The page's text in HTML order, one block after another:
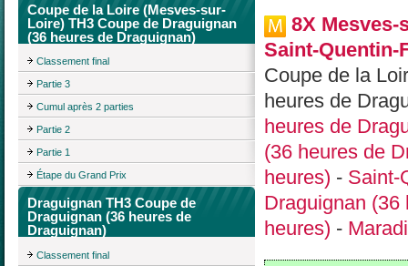
Coupe de la Loire (Mesves-sur-
Loire) TH3 Coupe de Draguignan
(36 heures de Draguignan)
Classement final
Partie 3
Cumul après 2 parties
Partie 2
Partie 1
Étape du Grand Prix
Draguignan TH3 Coupe de
Draguignan (36 heures de
Draguignan)
Classement final
8X
Saint-Quentin-
Coupe de la
heures de
heures de
(36 heures de
heures) - Saint-
Draguignan (36
heures) -